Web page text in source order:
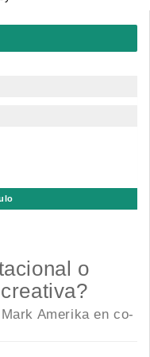
o
Amerika en co-